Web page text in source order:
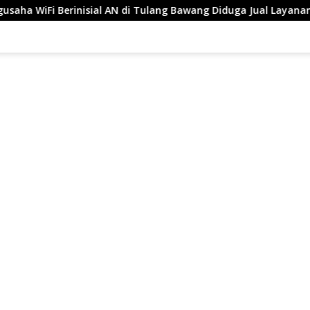
Tulang Bawang Diduga Jual Layanan Internet Ilegal, Tak Miliki